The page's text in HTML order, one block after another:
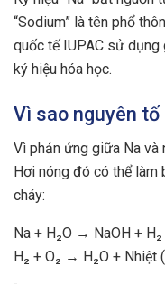
“Sodium” là tên phổ
quốc tế IUPAC sử
ký hiệu hóa học.
Vì sao nguyên
Vì phản ứng giữa Na và
Hơi nóng đó có thể làm
cháy:
Na + H₂O → NaOH + H₂
H₂ + O₂ → H₂O + Nhiệt